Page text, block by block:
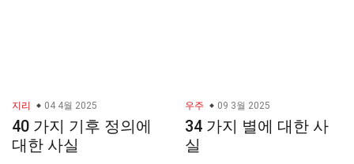
지리 04 4월 2025
40 가지 기후 정의에
대한 사실
우주 09 3월 2025
34 가지 별에 대한 사
실